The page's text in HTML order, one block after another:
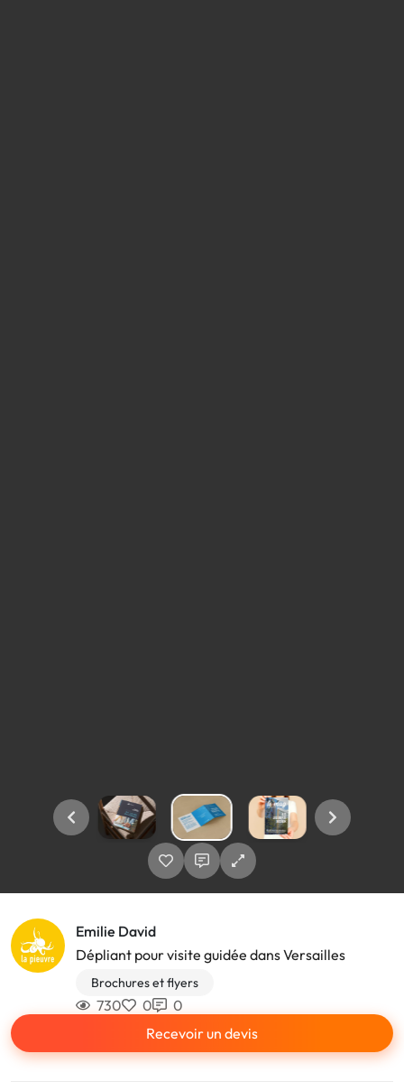
Emilie David
Dépliant pour visite guidée dans Versailles
Brochures et flyers
730 0
0
Recevoir un devis